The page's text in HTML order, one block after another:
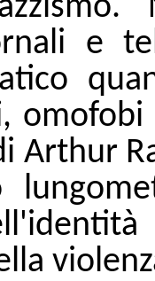
e
omofobi
Arthur